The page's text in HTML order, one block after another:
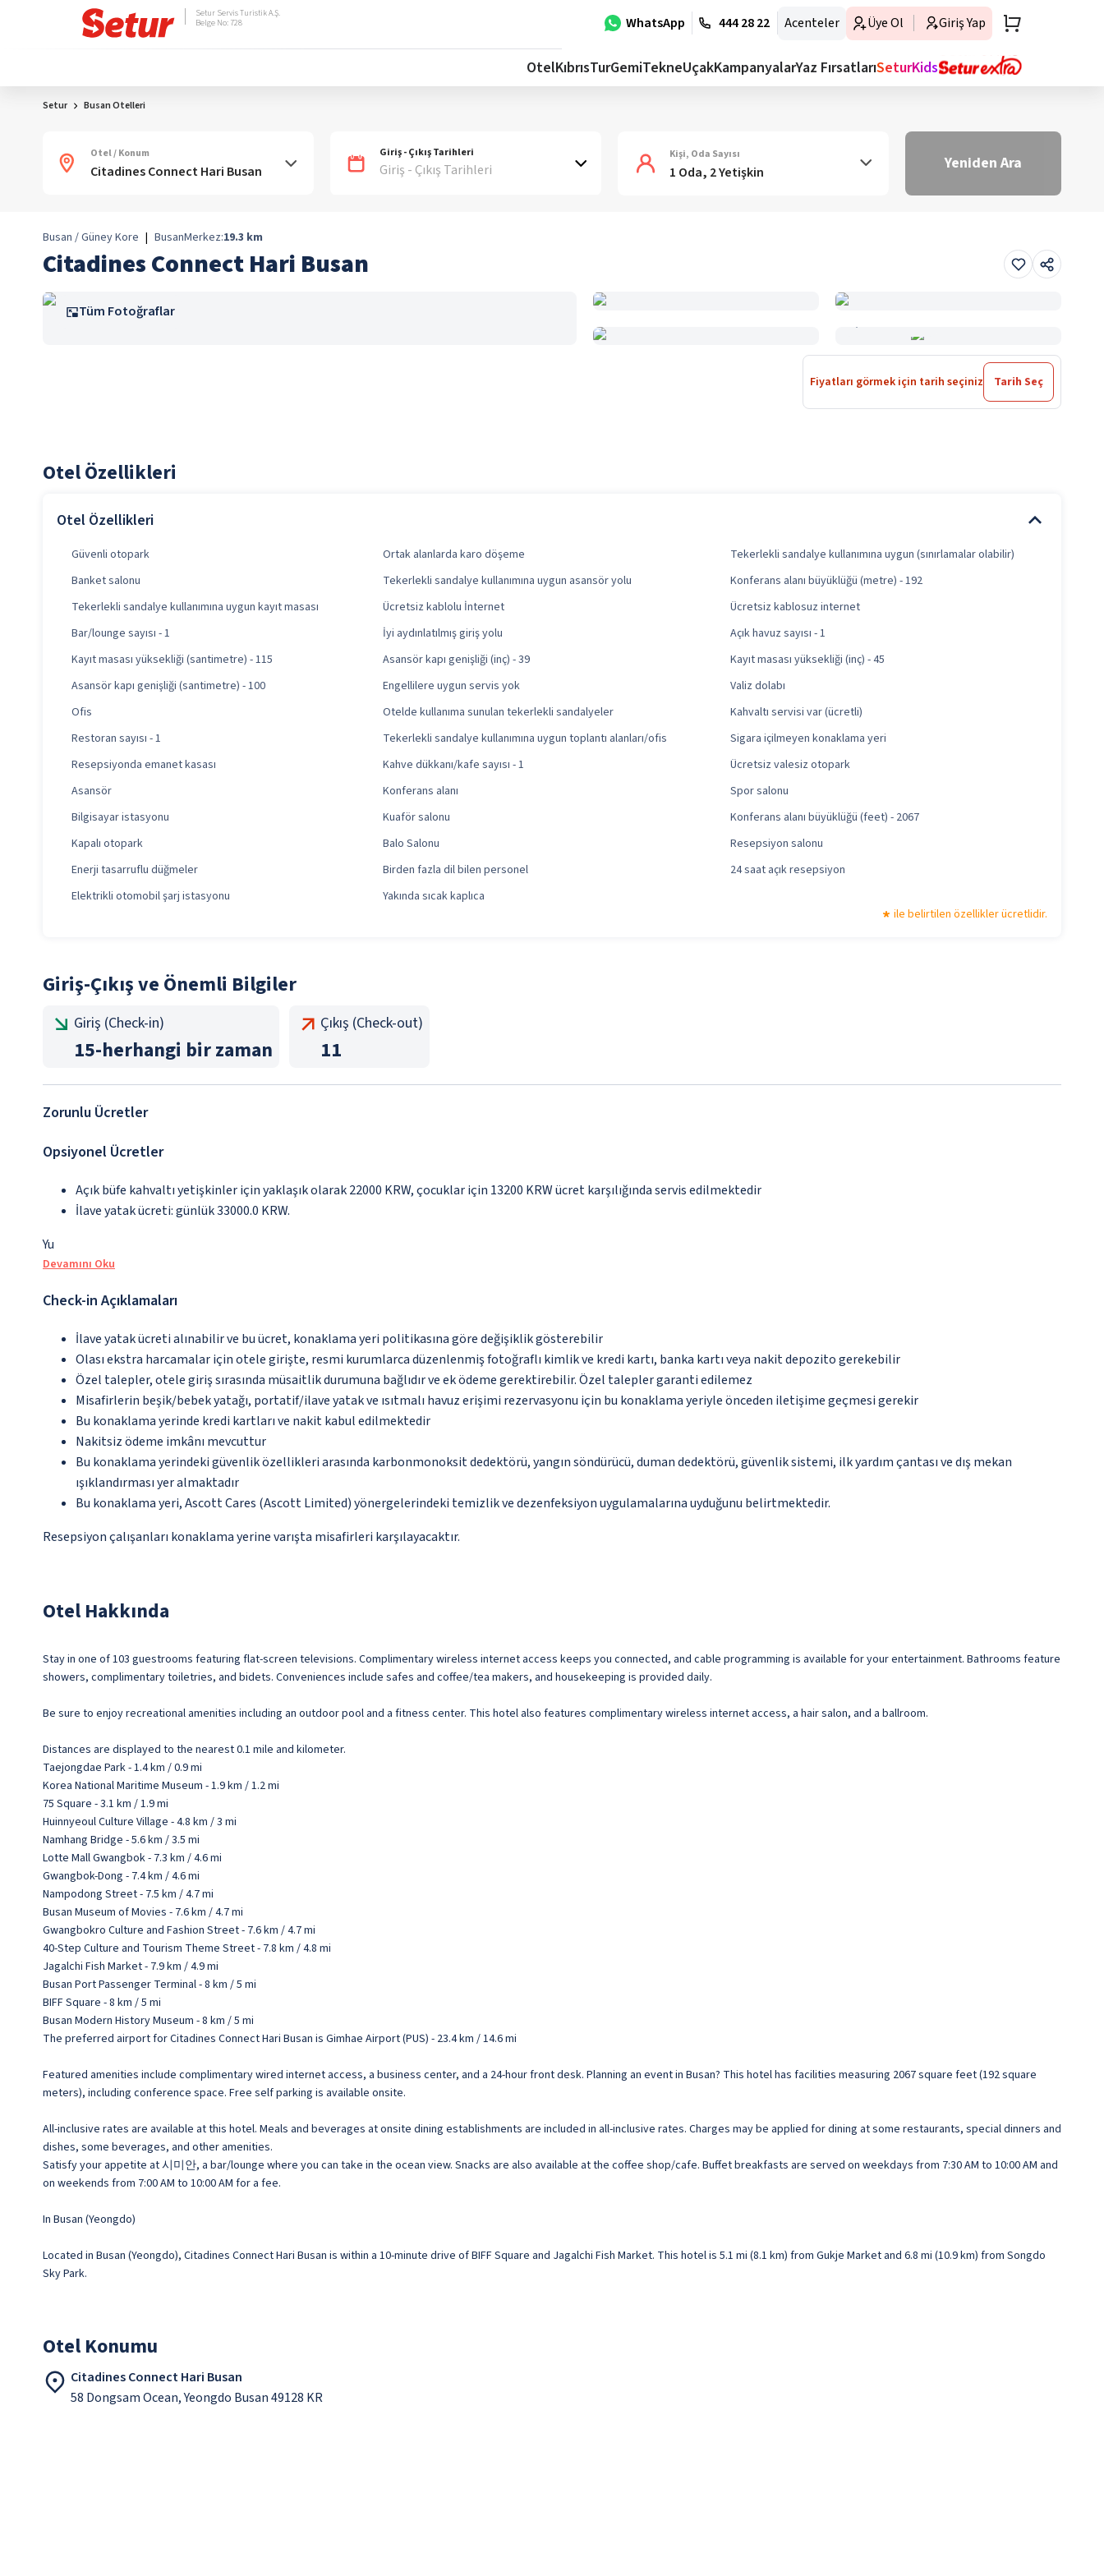
WhatsApp 444 28 22 Acenteler Üye Ol Giriş Yap
Setur Servis Turistik A.Ş.
Belge No: 728
OtelKıbrısTurGemiTekneUçakKampanyalarYaz FırsatlarıSeturKids
Setur Busan Otelleri
Otel / Konum Giriş - Çıkış Tarihleri
Giriş - Çıkış Tarihleri
Kişi, Oda Sayısı
1 Oda, 2 Yetişkin Yeniden Ara
Busan / Güney Kore | BusanMerkez:19.3 km
Citadines Connect Hari Busan
Tüm Fotoğraflar
Fiyatları görmek için tarih seçiniz Tarih Seç
Otel Özellikleri
Otel Özellikleri
Güvenli otopark Ortak alanlarda karo döşeme
Tekerlekli sandalye kullanımına uygun (sınırlamalar olabilir)
Banket salonu
Tekerlekli sandalye kullanımına uygun asansör yolu
Konferans alanı büyüklüğü (metre) - 192
Tekerlekli sandalye kullanımına uygun kayıt masası
Ücretsiz kablolu İnternet
Ücretsiz kablosuz internet
Bar/lounge sayısı - 1
İyi aydınlatılmış giriş yolu
Açık havuz sayısı - 1
Kayıt masası yüksekliği (santimetre) - 115
Asansör kapı genişliği (inç) - 39
Kayıt masası yüksekliği (inç) - 45
Asansör kapı genişliği (santimetre) - 100
Engellilere uygun servis yok
Valiz dolabı
Ofis
Otelde kullanıma sunulan tekerlekli sandalyeler
Kahvaltı servisi var (ücretli)
Restoran sayısı - 1
Tekerlekli sandalye kullanımına uygun toplantı alanları/ofis
Sigara içilmeyen konaklama yeri
Resepsiyonda emanet kasası
Kahve dükkanı/kafe sayısı - 1
Ücretsiz valesiz otopark
Asansör
Konferans alanı
Spor salonu
Bilgisayar istasyonu
Kuaför salonu
Konferans alanı büyüklüğü (feet) - 2067
Kapalı otopark
Balo Salonu
Resepsiyon salonu
Enerji tasarruflu düğmeler
Birden fazla dil bilen personel
24 saat açık resepsiyon
Elektrikli otomobil şarj istasyonu
Yakında sıcak kaplıca
ile belirtilen özellikler ücretlidir.
Giriş-Çıkış ve Önemli Bilgiler
Giriş (Check-in)
15-herhangi bir zaman
Çıkış (Check-out)
11
Zorunlu Ücretler
Opsiyonel Ücretler
Açık büfe kahvaltı yetişkinler için yaklaşık olarak 22000 KRW, çocuklar için 13200 KRW ücret karşılığında servis edilmektedir
İlave yatak ücreti: günlük 33000.0 KRW.
Yu
Devamını Oku
Check-in Açıklamaları
İlave yatak ücreti alınabilir ve bu ücret, konaklama yeri politikasına göre değişiklik gösterebilir
Olası ekstra harcamalar için otele girişte, resmi kurumlarca düzenlenmiş fotoğraflı kimlik ve kredi kartı, banka kartı veya nakit depozito gerekebilir
Özel talepler, otele giriş sırasında müsaitlik durumuna bağlıdır ve ek ödeme gerektirebilir. Özel talepler garanti edilemez
Misafirlerin beşik/bebek yatağı, portatif/ilave yatak ve ısıtmalı havuz erişimi rezervasyonu için bu konaklama yeriyle önceden iletişime geçmesi gerekir
Bu konaklama yerinde kredi kartları ve nakit kabul edilmektedir
Nakitsiz ödeme imkânı mevcuttur
Bu konaklama yerindeki güvenlik özellikleri arasında karbonmonoksit dedektörü, yangın söndürücü, duman dedektörü, güvenlik sistemi, ilk yardım çantası ve dış mekan
ışıklandırması yer almaktadır
Bu konaklama yeri, Ascott Cares (Ascott Limited) yönergelerindeki temizlik ve dezenfeksiyon uygulamalarına uyduğunu belirtmektedir.
Resepsiyon çalışanları konaklama yerine varışta misafirleri karşılayacaktır.
Otel Hakkında
Stay in one of 103 guestrooms featuring flat-screen televisions. Complimentary wireless internet access keeps you connected, and cable programming is available for your entertainment. Bathrooms feature
showers, complimentary toiletries, and bidets. Conveniences include safes and coffee/tea makers, and housekeeping is provided daily.
Be sure to enjoy recreational amenities including an outdoor pool and a fitness center. This hotel also features complimentary wireless internet access, a hair salon, and a ballroom.
Distances are displayed to the nearest 0.1 mile and kilometer.
Taejongdae Park - 1.4 km / 0.9 mi
Korea National Maritime Museum - 1.9 km / 1.2 mi
75 Square - 3.1 km / 1.9 mi
Huinnyeoul Culture Village - 4.8 km / 3 mi
Namhang Bridge - 5.6 km / 3.5 mi
Lotte Mall Gwangbok - 7.3 km / 4.6 mi
Gwangbok-Dong - 7.4 km / 4.6 mi
Nampodong Street - 7.5 km / 4.7 mi
Busan Museum of Movies - 7.6 km / 4.7 mi
Gwangbokro Culture and Fashion Street - 7.6 km / 4.7 mi
40-Step Culture and Tourism Theme Street - 7.8 km / 4.8 mi
Jagalchi Fish Market - 7.9 km / 4.9 mi
Busan Port Passenger Terminal - 8 km / 5 mi
BIFF Square - 8 km / 5 mi
Busan Modern History Museum - 8 km / 5 mi
The preferred airport for Citadines Connect Hari Busan is Gimhae Airport (PUS) - 23.4 km / 14.6 mi
Featured amenities include complimentary wired internet access, a business center, and a 24-hour front desk. Planning an event in Busan? This hotel has facilities measuring 2067 square feet (192 square
meters), including conference space. Free self parking is available onsite.
All-inclusive rates are available at this hotel. Meals and beverages at onsite dining establishments are included in all-inclusive rates. Charges may be applied for dining at some restaurants, special dinners and
dishes, some beverages, and other amenities.
Satisfy your appetite at 시미안, a bar/lounge where you can take in the ocean view. Snacks are also available at the coffee shop/cafe. Buffet breakfasts are served on weekdays from 7:30 AM to 10:00 AM and
on weekends from 7:00 AM to 10:00 AM for a fee.
In Busan (Yeongdo)
Located in Busan (Yeongdo), Citadines Connect Hari Busan is within a 10-minute drive of BIFF Square and Jagalchi Fish Market. This hotel is 5.1 mi (8.1 km) from Gukje Market and 6.8 mi (10.9 km) from Songdo
Sky Park.
Otel Konumu
Citadines Connect Hari Busan
58 Dongsam Ocean, Yeongdo Busan 49128 KR